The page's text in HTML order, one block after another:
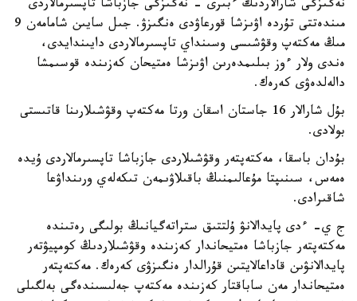
نەگىزگى شارالاردىڭ ءبىرى - نەگىزگى جازباشا تاپسىرمالاردى
مىندەتتى تۇردە اۋىزشا قورعاۋدى ەنگىزۋ. جىل سايىن شامامەن 9
مىڭ مەكتەپ وقۋشىسى وسىنداي تاپسىرمالاردى دايىندايدى،
ەندى ولار ءوز بىلىمدەرىن اۋىزشا ەمتيحان كەزىندە قوسىمشا
دالەلدەۋى كەرەك.
بۇل شارالار 16 جاستان اسقان ورتا مەكتەپ وقۋشىلارىنا قاتىستى
بولادى.
بۇدان باسقا، مەكتەپتەر وقۋشىلاردى جازباشا تاپسىرمالاردى ۇيدە
ەمەس، سىنىپتا مۇعالىمنىڭ باقىلاۋىمەن تىكەلەي ورىنداۋعا
شاقىرادى.
ج ي- ءدى پايدالانۋ ۇلتتىق ستراتەگيانىڭ بولىگى رەتىندە
مەكتەپتەر جازباشا ەمتيحاندار كەزىندە وقۋشىلاردىڭ كومپيۋتەر
پايدالانۋىن قاداعالايتىن قۇرالدار ەنگىزۋى كەرەك. مەكتەپتەر
ەمتيحاندار مەن ساباقتار كەزىندە مەكتەپ جەلىسىندەگى بەلگىلى